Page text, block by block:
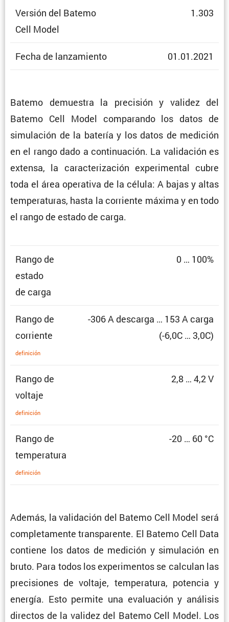
Versión del Batemo
Cell Model
1.303
Fecha de lanzamiento 01.01.2021
Batemo demuestra la preci­sión y validez del
Batemo Cell Model compa­rando los datos de
simula­ción de la batería y los datos de medición
en el rango dado a conti­nua­ción. La valida­ción es
extensa, la carac­te­ri­za­ción experi­mental cubre
toda el área opera­tiva de la célula: A bajas y altas
tempe­ra­turas, hasta la corriente máxima y en todo
el rango de estado de carga.
Rango de
estado
de carga
0 … 100%
Rango de
corriente
defini­ción
-306 A descarga … 153 A carga
(-6,0C … 3,0C)
Rango de
voltaje
defini­ción
2,8 … 4,2 V
Rango de
temperatura
defini­ción
-20 … 60 °C
Además, la valida­ción del Batemo Cell Model será
comple­ta­mente trans­pa­rente. El Batemo Cell Data
contiene los datos de medición y simula­ción en
bruto. Para todos los experi­mentos se calculan las
preci­siones de voltaje, tempe­ra­tura, potencia y
energía. Esto permite una evalua­ción y análisis
directos de la validez del Batemo Cell Model. Los